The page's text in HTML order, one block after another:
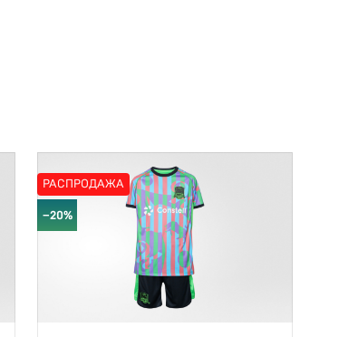
РАСПРОДАЖА
−20%